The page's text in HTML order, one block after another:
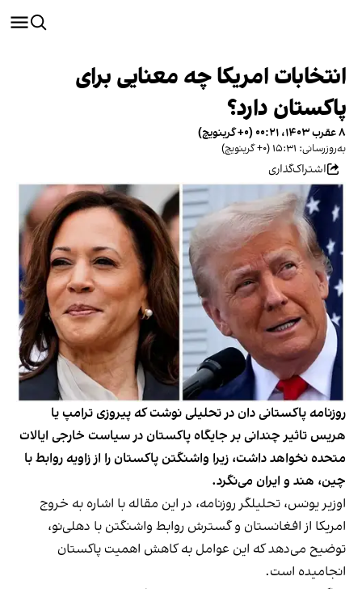
انتخابات امریکا چه معنایی برای
پاکستان دارد؟
۸ عقرب ۱۴۰۳، ۰۰:۲۱ (‎+۰ گرینویچ)
به‌روزرسانی: ۱۵:۳۱ (‎+۰ گرینویچ)
اشتراک‌گذاری
روزنامه پاکستانی دان در تحلیلی نوشت که پیروزی ترامپ یا
هریس تاثیر چندانی بر جایگاه پاکستان در سیاست خارجی ایالات
متحده نخواهد داشت، زیرا واشنگتن پاکستان را از زاویه روابط با
چین، هند و ایران می‌نگرد.
اوزیر یونس، تحلیلگر روزنامه، در این مقاله با اشاره به خروج
امریکا از افغانستان و گسترش روابط واشنگتن با دهلی‌نو،
توضیح می‌دهد که این عوامل به کاهش اهمیت پاکستان
انجامیده است.